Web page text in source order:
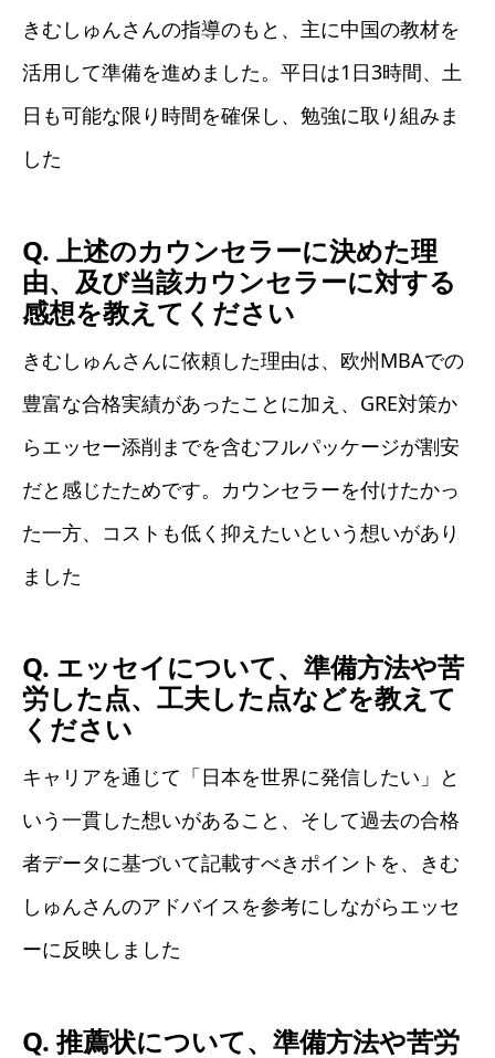
きむしゅんさんの指導のもと、主に中国の教材を
活用して準備を進めました。平日は1日3時間、土
日も可能な限り時間を確保し、勉強に取り組みま
した
Q. 上述のカウンセラーに決めた理
由、及び当該カウンセラーに対する
感想を教えてください
きむしゅんさんに依頼した理由は、欧州MBAでの
豊富な合格実績があったことに加え、GRE対策か
らエッセー添削までを含むフルパッケージが割安
だと感じたためです。カウンセラーを付けたかっ
た一方、コストも低く抑えたいという想いがあり
ました
Q. エッセイについて、準備方法や苦
労した点、工夫した点などを教えて
ください
キャリアを通じて「日本を世界に発信したい」と
いう一貫した想いがあること、そして過去の合格
者データに基づいて記載すべきポイントを、きむ
しゅんさんのアドバイスを参考にしながらエッセ
ーに反映しました
Q. 推薦状について、準備方法や苦労